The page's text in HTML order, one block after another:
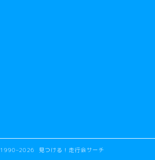
1990–2026 見つける！走行会サーチ